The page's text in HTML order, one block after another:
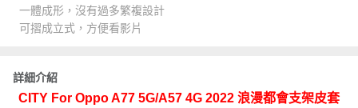
一體成形，沒有過多繁複設計
可摺成立式，方便看影片
詳細介紹
CITY For Oppo A77 5G/A57 4G 2022 浪漫都會支架皮套